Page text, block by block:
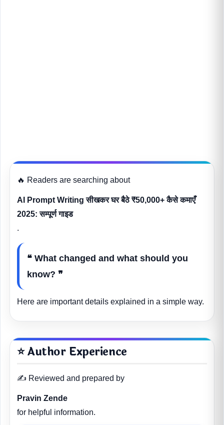
🔥 Readers are searching about
AI Prompt Writing सीखकर घर बैठे ₹50,000+ कैसे कमाएँ
2025: सम्पूर्ण गाइड
.
❝ What changed and what should you
know? ❞
Here are important details explained in a simple way.
⭐ Author Experience
✍️ Reviewed and prepared by
Pravin Zende
for helpful information.